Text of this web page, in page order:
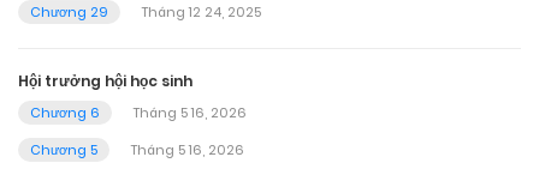
Chương 29
Tháng 12 24, 2025
Hội trưởng hội học sinh
Chương 6
Tháng 5 16, 2026
Chương 5
Tháng 5 16, 2026